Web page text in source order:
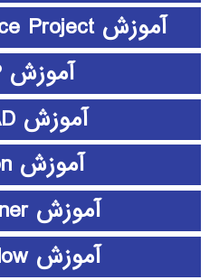
آموزش Microsoft Office Project
آموزش PHP
آموزش PSCAD
آموزش python
آموزش rapidminer
آموزش ShowFlow